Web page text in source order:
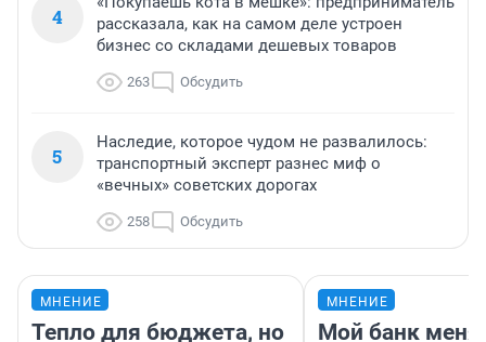
4
рассказала, как на самом деле устроен
бизнес со складами дешевых товаров
263 Обсудить
5
Наследие, которое чудом не развалилось:
транспортный эксперт разнес миф о
«вечных» советских дорогах
258 Обсудить
МНЕНИЕ
Тепло для бюджета, но
МНЕНИЕ
Мой банк меня